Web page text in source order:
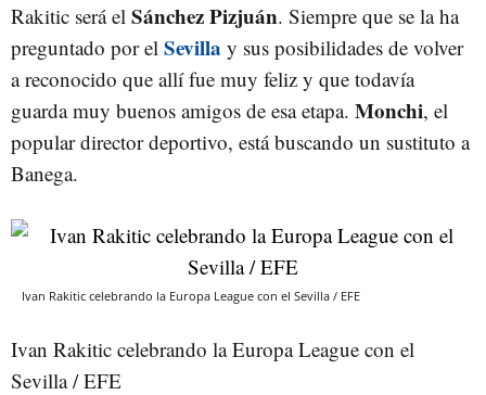
Rakitic será el Sánchez Pizjuán. Siempre que se la ha
preguntado por el Sevilla y sus posibilidades de volver
a reconocido que allí fue muy feliz y que todavía
guarda muy buenos amigos de esa etapa. Monchi, el
popular director deportivo, está buscando un sustituto a
Banega.
Ivan Rakitic celebrando la Europa League con el Sevilla / EFE
Ivan Rakitic celebrando la Europa League con el
Sevilla / EFE